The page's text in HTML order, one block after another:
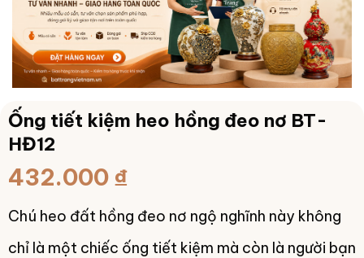
Ống tiết kiệm heo hồng đeo nơ BT-
HĐ12
432.000 ₫
Chú heo đất hồng đeo nơ ngộ nghĩnh này không
chỉ là một chiếc ống tiết kiệm mà còn là người bạn